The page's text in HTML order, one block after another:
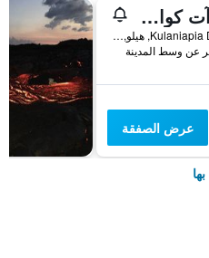
ذا إن آت كوالانيابا فولز
100 Kulaniapia Drive, هيلو, الجزيرة الكبيرة، هاواي, HI, الولايات المتحدة الأميريكية
عرض الصفقة